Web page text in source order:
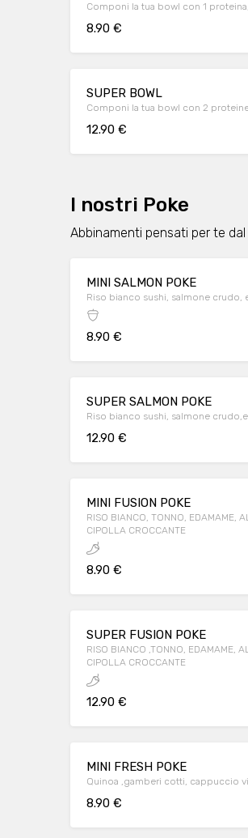
Componi la tua bowl con 1
8.90 €
SUPER BOWL
Componi la tua bowl con 2
12.90 €
I nostri Poke
Abbinamenti pensati per te
MINI SALMON POKE
Riso bianco sushi, salmone crudo,
8.90 €
SUPER SALMON POKE
Riso bianco sushi, salmone
12.90 €
MINI FUSION POKE
RISO BIANCO, TONNO, EDAMAME,
CIPOLLA CROCCANTE
8.90 €
SUPER FUSION POKE
RISO BIANCO ,TONNO, EDAMAME,
CIPOLLA CROCCANTE
12.90 €
MINI FRESH POKE
Quinoa ,gamberi cotti, cappuccio
8.90 €